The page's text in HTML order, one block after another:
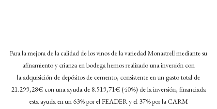
Para la mejora de la calidad de los vinos de la variedad Monastrell mediante su
afinamiento y crianza en bodega hemos realizado una inversión con
la adquisición de depósitos de cemento, consistente en un gasto total de
21.299,28€ con una ayuda de 8.519,71€ (40%) de la inversión, financiada
esta ayuda en un 63% por el FEADER y el 37% por la CARM